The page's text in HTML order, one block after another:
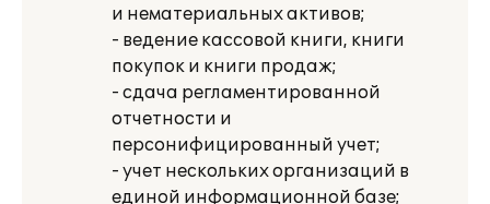
и нематериальных активов;
- ведение кассовой книги, книги
покупок и книги продаж;
- сдача регламентированной
отчетности и
персонифицированный учет;
- учет нескольких организаций в
единой информационной базе;